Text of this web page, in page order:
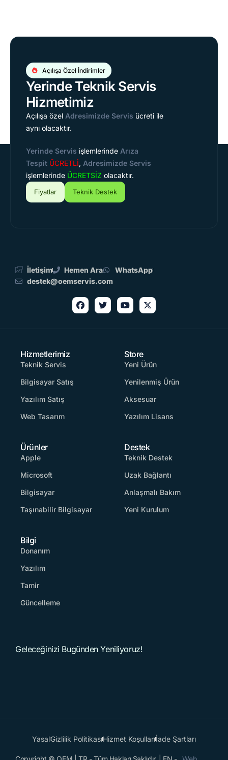
Açılışa Özel İndirimler
Yerinde Teknik Servis
Hizmetimiz
Açılışa özel Adresimizde Servis ücreti ile
aynı olacaktır.
Yerinde Servis işlemlerinde Arıza
Tespit ÜCRETLİ, Adresimizde Servis
işlemlerinde ÜCRETSİZ olacaktır.
Fiyatlar Teknik Destek
İletişim Hemen Ara
WhatsApp
destek@oemservis.com
Hizmetlerimiz
Teknik Servis
Bilgisayar Satış
Yazılım Satış
Web Tasarım
Store
Yeni Ürün
Yenilenmiş Ürün
Aksesuar
Yazılım Lisans
Ürünler
Apple
Microsoft
Bilgisayar
Taşınabilir Bilgisayar
Destek
Teknik Destek
Uzak Bağlantı
Anlaşmalı Bakım
Yeni Kurulum
Bilgi
Donanım
Yazılım
Tamir
Güncelleme
Geleceğinizi Bugünden Yeniliyoruz!
YasalGizlilik PolitikasıHizmet Koşullarıİade Şartları